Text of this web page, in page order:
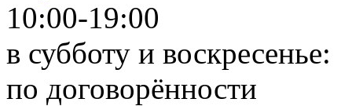
10:00-19:00
в субботу и воскресенье:
по договорённости